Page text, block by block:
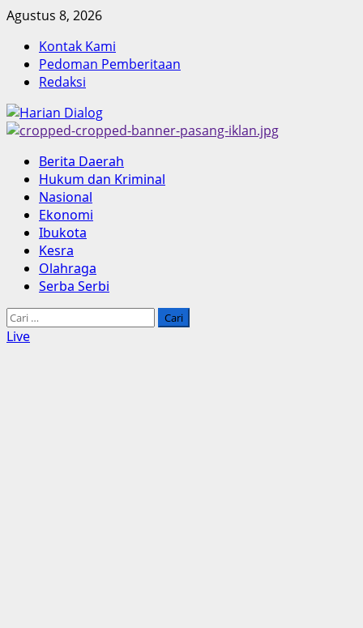
Skip
content
Agustus 8, 2026
Kontak Kami
Pedoman Pemberitaan
Redaksi
Primary
Menu
Berita Daerah
Hukum dan Kriminal
Nasional
Ekonomi
Ibukota
Kesra
Olahraga
Serba Serbi
Cari
untuk:
Live